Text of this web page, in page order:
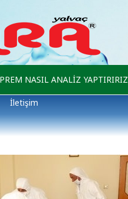
NASIL ANALİZ YAPTIRIRIZ
İletişim